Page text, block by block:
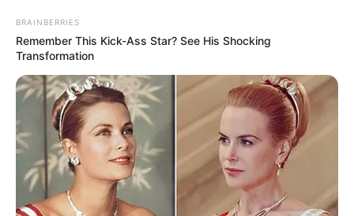
Por onde passa a
PEC 14 tem mobilizado multidões de
ACS/ACE, sendo registrado até 4 mil agentes, em apenas um dos
Seminário.
— Foto/Reprodução/ Câmara dos Deputados
BRAINBERRIES
Remember This Kick-Ass Star? See His Shocking
Transformation